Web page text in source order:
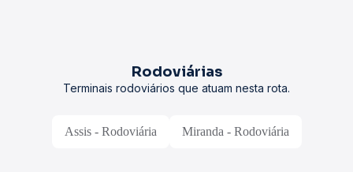
Rodoviárias
Terminais rodoviários que atuam nesta rota.
Assis - Rodoviária Miranda - Rodoviária